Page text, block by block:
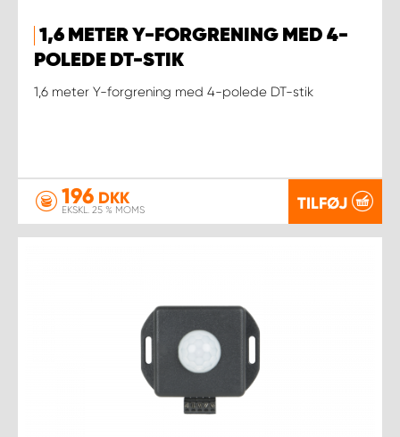
1,6 METER Y-FORGRENING MED 4-
POLEDE DT-STIK
1,6 meter Y-forgrening med 4-polede DT-stik
196 DKK
EKSKL. 25 % MOMS TILFØJ